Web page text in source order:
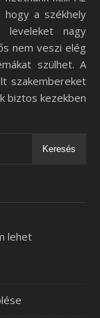
a székhely
nagy
nem veszi elég
szülhet. A
szakembereket
biztos kezekben
Keresés
lehet